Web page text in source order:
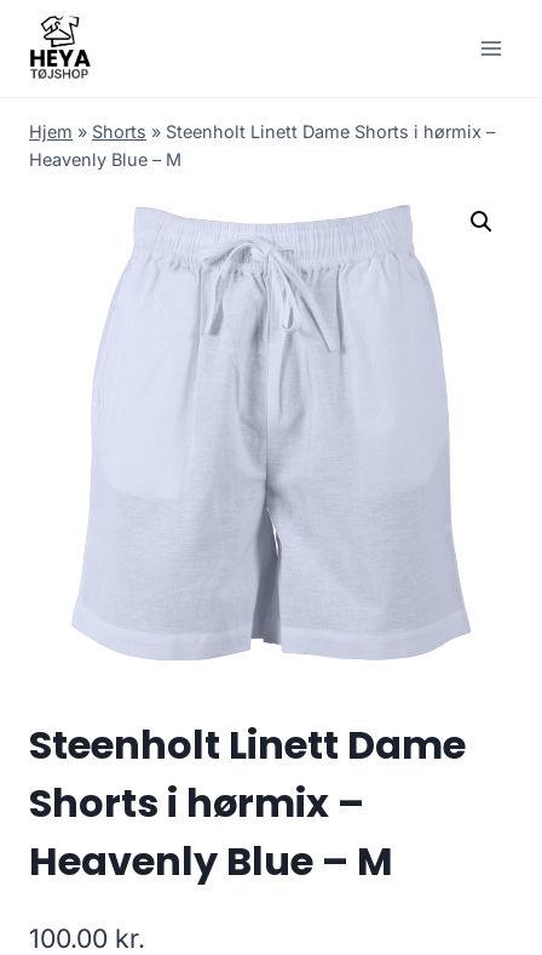
content
Hjem » Shorts » Steenholt Linett Dame Shorts i hørmix –
Heavenly Blue – M
Steenholt Linett Dame
Shorts i hørmix –
Heavenly Blue – M
100.00 kr.